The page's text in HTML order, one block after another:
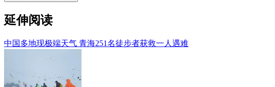
延伸阅读
中国多地现极端天气 青海251名徒步者获救一人遇难